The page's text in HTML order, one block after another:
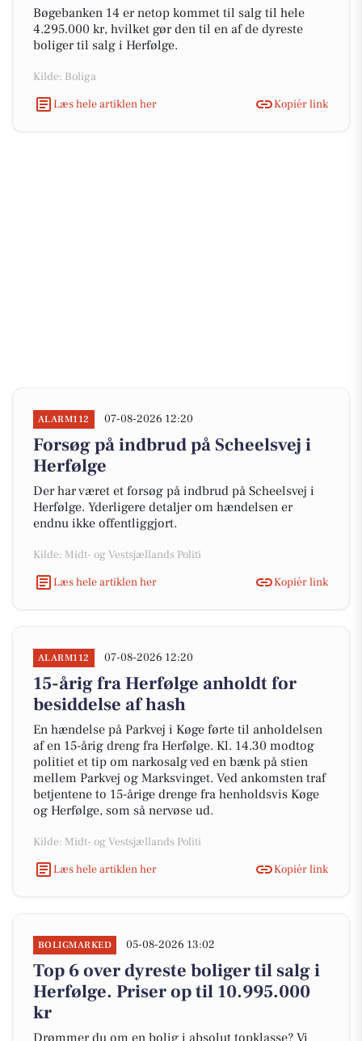
Bøgebanken 14 er netop kommet til salg til hele
4.295.000 kr, hvilket gør den til en af de dyreste
boliger til salg i Herfølge.
Kilde: Boliga
Læs hele artiklen her
Kopiér link
ALARM112 07-08-2026 12:20
Forsøg på indbrud på Scheelsvej i
Herfølge
Der har været et forsøg på indbrud på Scheelsvej i
Herfølge. Yderligere detaljer om hændelsen er
endnu ikke offentliggjort.
Kilde: Midt- og Vestsjællands Politi
Læs hele artiklen her
Kopiér link
ALARM112 07-08-2026 12:20
15-årig fra Herfølge anholdt for
besiddelse af hash
En hændelse på Parkvej i Køge førte til anholdelsen
af en 15-årig dreng fra Herfølge. Kl. 14.30 modtog
politiet et tip om narkosalg ved en bænk på stien
mellem Parkvej og Marksvinget. Ved ankomsten traf
betjentene to 15-årige drenge fra henholdsvis Køge
og Herfølge, som så nervøse ud.
Kilde: Midt- og Vestsjællands Politi
Læs hele artiklen her
Kopiér link
BOLIGMARKED 05-08-2026 13:02
Top 6 over dyreste boliger til salg i
Herfølge. Priser op til 10.995.000
kr
Drømmer du om en bolig i absolut topklasse? Vi